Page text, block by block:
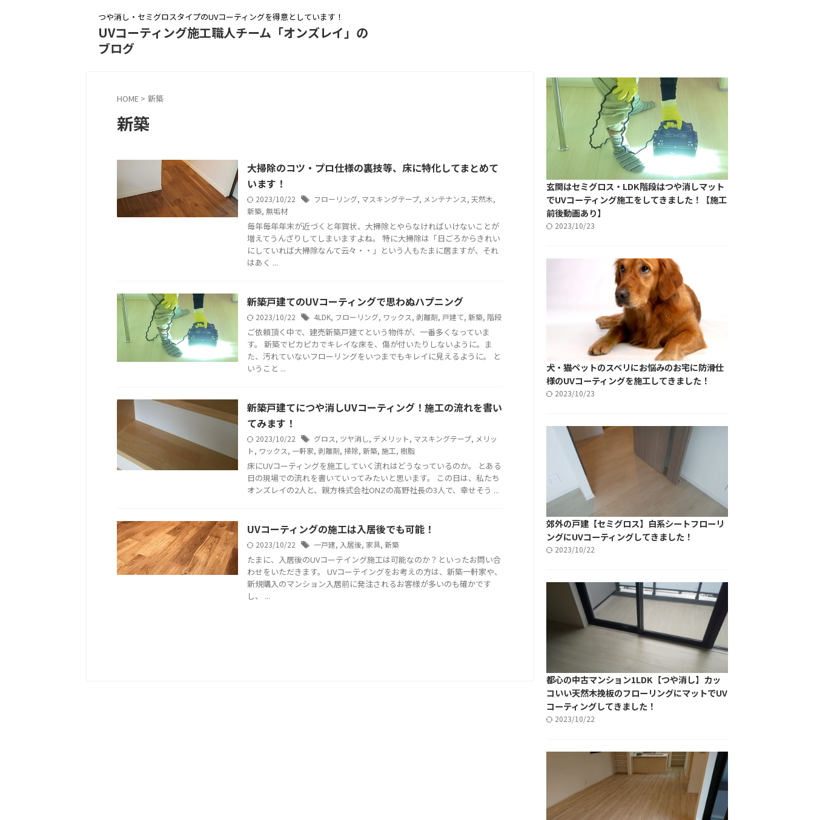
つや消し・セミグロスタイプのUVコーティングを得意としています！
UVコーティング施工職人チーム「オンズレイ」の
ブログ
HOME > 新築
新築
大掃除のコツ・プロ仕様の裏技等、床に特化してまとめて
います！
2023/10/22 フローリング, マスキングテープ, メンテナンス, 天然木,
新築, 無垢材
毎年毎年年末が近づくと年賀状、大掃除とやらなければいけないことが
増えてうんざりしてしまいますよね。 特に大掃除は「日ごろからきれい
にしていれば大掃除なんて云々・・」という人もたまに居ますが、それ
はあく ...
新築戸建てのUVコーティングで思わぬハプニング
2023/10/22 4LDK, フローリング, ワックス, 剥離剤, 戸建て, 新築, 階段
ご依頼頂く中で、建売新築戸建てという物件が、一番多くなっていま
す。 新築でピカピカでキレイな床を、傷が付いたりしないように。ま
た、汚れていないフローリングをいつまでもキレイに見えるように。 と
いうこと ...
新築戸建てにつや消しUVコーティング！施工の流れを書い
てみます！
2023/10/22 グロス, ツヤ消し, デメリット, マスキングテープ, メリッ
ト, ワックス, 一軒家, 剥離剤, 掃除, 新築, 施工, 樹脂
床にUVコーティングを施工していく流れはどうなっているのか。 とある
日の現場での流れを書いていってみたいと思います。 この日は、私たち
オンズレイの2人と、親方株式会社ONZの高野社長の3人で、幸せそう ...
UVコーティングの施工は入居後でも可能！
2023/10/22 一戸建, 入居後, 家具, 新築
たまに、入居後のUVコーテイング施工は可能なのか？といったお問い合
わせをいただきます。 UVコーテイングをお考えの方は、新築一軒家や、
新規購入のマンション入居前に発注されるお客様が多いのも確かです
し、 ...
玄関はセミグロス・LDK階段はつや消しマット
でUVコーティング施工をしてきました！【施工
前後動画あり】
2023/10/23
犬・猫ペットのスベリにお悩みのお宅に防滑仕
様のUVコーティングを施工してきました！
2023/10/23
郊外の戸建【セミグロス】白系シートフローリ
ングにUVコーティングしてきました！
2023/10/22
都心の中古マンション1LDK【つや消し】カッ
コいい天然木挽板のフローリングにマットでUV
コーティングしてきました！
2023/10/22